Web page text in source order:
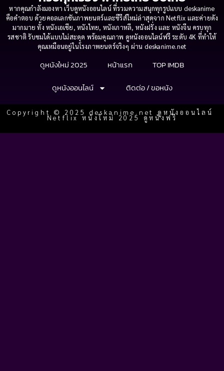
หากคุณกำลังมองหา เว็บดูหนังออนไลน์ ที่รวมความสนุกทุกรูปแบบ deskanime
คือคำตอบ ด้วยคอลเลกชันภาพยนตร์และซีรีส์ใหม่ล่าสุดจาก Netflix และค่ายดัง
มากมาย ทั้ง หนังเอเชีย, หนังไทย, หนังเกาหลี, หนังฝรั่ง และ หนังจีน ครบทุก
รสชาติ รับชมได้แบบไม่สะดุด พร้อมคุณภาพ ดูหนังออนไลน์ฟรี ระดับ 4K ที่ทำให้
คุณเหมือนอยู่ในโรงภาพยนตร์จริงๆ ผ่าน deskanime.net
ดูหนังใหม่ 2025 หน้าแรก
TOP IMDB
ดูหนังออนไลน์
ติดต่อ / ขอหนัง
Copyright © 2025 deskanime.net ดูหนังออนไลน์
Netflix หนังใหม่ 2025 ดูหนังฟรี